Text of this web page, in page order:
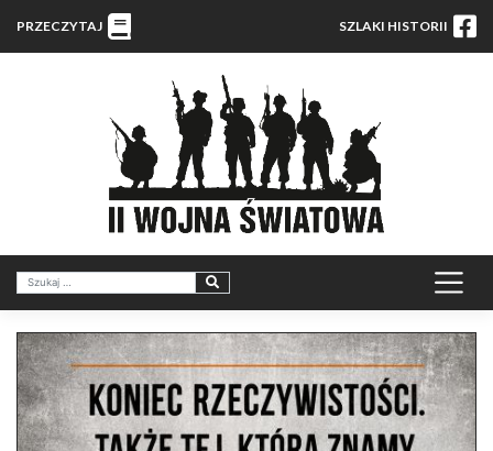
PRZECZYTAJ SZLAKI HISTORII